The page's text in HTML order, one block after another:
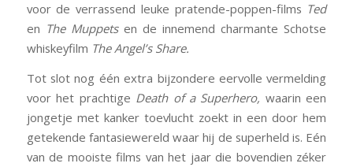
voor de verrassend leuke pratende-poppen-films Ted
en The Muppets en de innemend charmante Schotse
whiskeyfilm The Angel’s Share.
Tot slot nog één extra bijzondere eervolle vermelding
voor het prachtige Death of a Superhero, waarin een
jongetje met kanker toevlucht zoekt in een door hem
getekende fantasiewereld waar hij de superheld is. Eén
van de mooiste films van het jaar die bovendien zéker